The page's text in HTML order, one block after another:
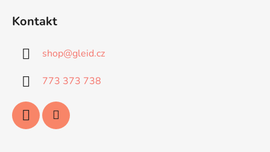
Kontakt
shop@gleid.cz
773 373 738